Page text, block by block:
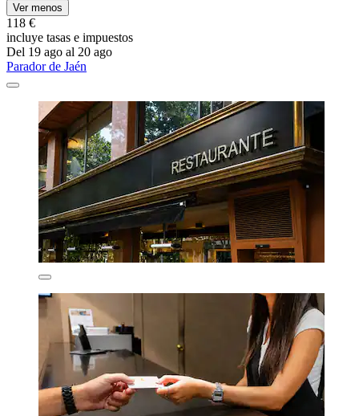
Ver menos
118 €
incluye tasas e impuestos
Del 19 ago al 20 ago
Parador de Jaén